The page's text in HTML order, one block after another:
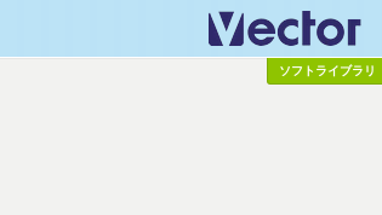
ソフトライブラリ